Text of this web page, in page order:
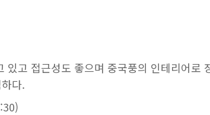
고 접근성도 좋으며 중국풍의 인테리어로
다.